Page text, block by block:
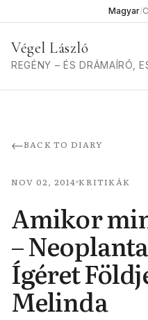
Magyar/
Végel László
REGÉNY – ÉS DRÁMAÍRÓ,
←BACK TO DIARY
NOV 02, 2014 KRITIKÁK
Amikor
–
Ígéret
Melinda